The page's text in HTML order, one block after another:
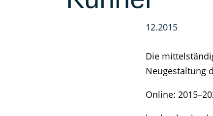
12.2015
Die
Neugestaltung
Online: